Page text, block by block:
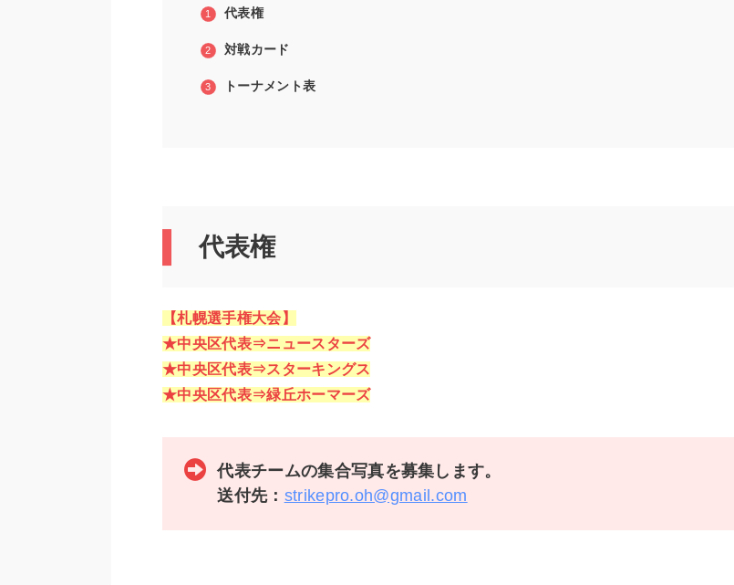
代表権
対戦カード
トーナメント表
代表権
【札幌選手権大会】
★中央区代表⇒ニュースターズ
★中央区代表⇒スターキングス
★中央区代表⇒緑丘ホーマーズ
代表チームの集合写真を募集します。
送付先： strikepro.oh@gmail.com